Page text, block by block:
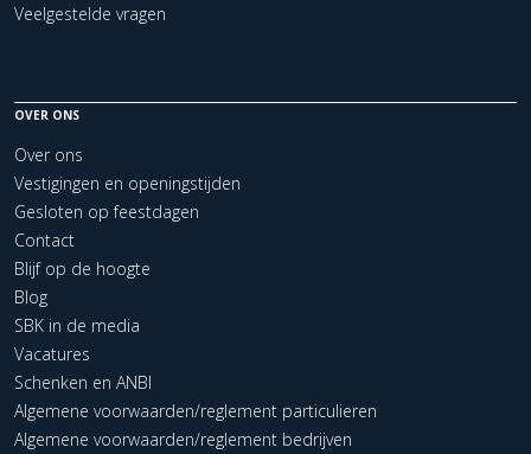
Veelgestelde vragen
OVER ONS
Over ons
Vestigingen en openingstijden
Gesloten op feestdagen
Contact
Blijf op de hoogte
Blog
SBK in de media
Vacatures
Schenken en ANBI
Algemene voorwaarden/reglement particulieren
Algemene voorwaarden/reglement bedrijven